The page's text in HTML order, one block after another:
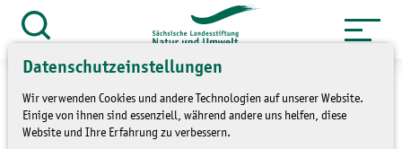
Datenschutzeinstellungen
Wir verwenden Cookies und andere Technologien auf unserer Website.
Einige von ihnen sind essenziell, während andere uns helfen, diese
Website und Ihre Erfahrung zu verbessern.
Zum
Inhalt
springen
öffnen